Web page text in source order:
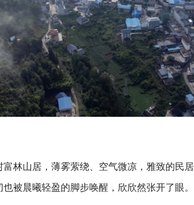
林山居，薄雾萦绕、空气微凉，雅致的民
被晨曦轻盈的脚步唤醒，欣欣然张开了眼。